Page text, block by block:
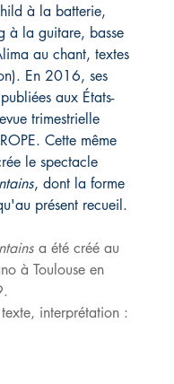
à la batterie,
à la guitare, basse
au chant, textes
En 2016, ses
aux États-
trimestrielle
Cette même
le spectacle
, dont la forme
présent recueil.
a été créé au
à Toulouse en
interprétation :